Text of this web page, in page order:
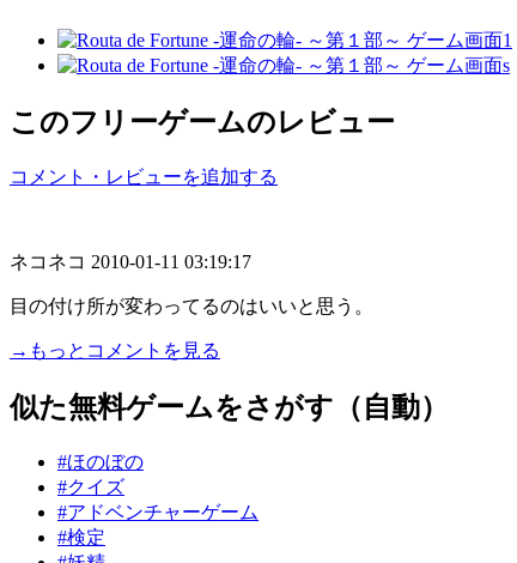
このフリーゲームのレビュー
コメント・レビューを追加する
ネコネコ 2010-01-11 03:19:17
目の付け所が変わってるのはいいと思う。
→もっとコメントを見る
似た無料ゲームをさがす（自動）
#ほのぼの
#クイズ
#アドベンチャーゲーム
#検定